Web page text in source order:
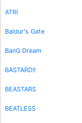
ATRI
Baldur's Gate
BanG Dream
BASTARD!!
BEASTARS
BEATLESS